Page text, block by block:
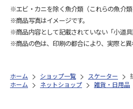
※エビ・カニを除く魚介類（これらの魚介
※商品写真はイメージです。
※商品内容として記載されていない「小道
※商品の色は、印刷の都合により、実際と異
ホーム ショップ一覧 スケーター
ホーム
ネットショップ 雑貨・日用品